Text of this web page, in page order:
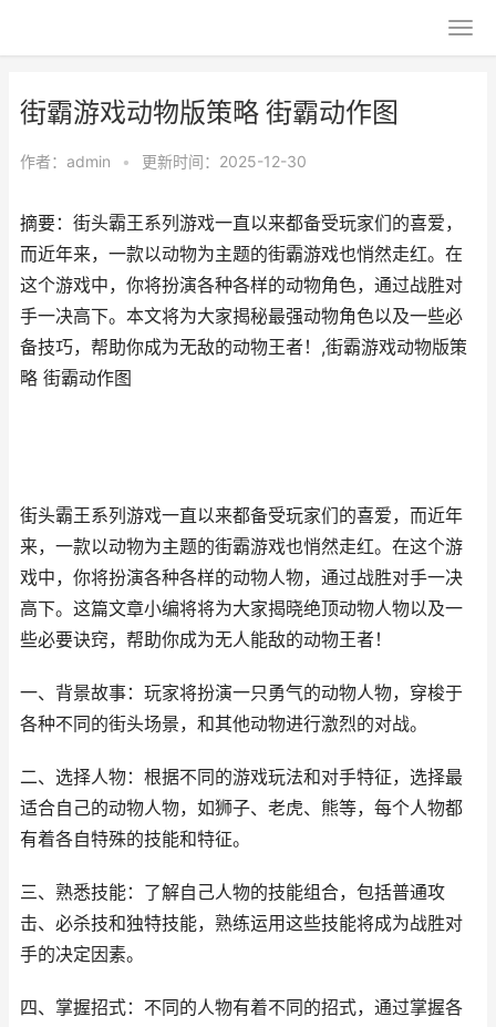
街霸游戏动物版策略 街霸动作图
作者： admin • 更新时间：2025-12-30
摘要：街头霸王系列游戏一直以来都备受玩家们的喜爱，
而近年来，一款以动物为主题的街霸游戏也悄然走红。在
这个游戏中，你将扮演各种各样的动物角色，通过战胜对
手一决高下。本文将为大家揭秘最强动物角色以及一些必
备技巧，帮助你成为无敌的动物王者！,街霸游戏动物版策
略 街霸动作图
街头霸王系列游戏一直以来都备受玩家们的喜爱，而近年
来，一款以动物为主题的街霸游戏也悄然走红。在这个游
戏中，你将扮演各种各样的动物人物，通过战胜对手一决
高下。这篇文章小编将将为大家揭晓绝顶动物人物以及一
些必要诀窍，帮助你成为无人能敌的动物王者！
一、背景故事：玩家将扮演一只勇气的动物人物，穿梭于
各种不同的街头场景，和其他动物进行激烈的对战。
二、选择人物：根据不同的游戏玩法和对手特征，选择最
适合自己的动物人物，如狮子、老虎、熊等，每个人物都
有着各自特殊的技能和特征。
三、熟悉技能：了解自己人物的技能组合，包括普通攻
击、必杀技和独特技能，熟练运用这些技能将成为战胜对
手的决定因素。
四、掌握招式：不同的人物有着不同的招式，通过掌握各